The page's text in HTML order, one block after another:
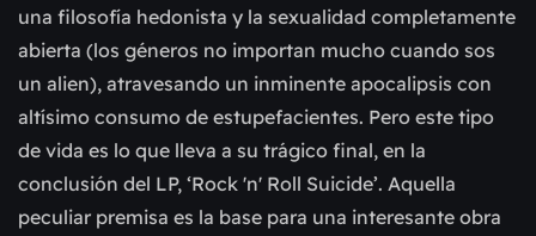
una filosofía hedonista y la sexualidad completamente
abierta (los géneros no importan mucho cuando sos
un alien), atravesando un inminente apocalipsis con
altísimo consumo de estupefacientes. Pero este tipo
de vida es lo que lleva a su trágico final, en la
conclusión del LP, ‘Rock 'n' Roll Suicide’. Aquella
peculiar premisa es la base para una interesante obra